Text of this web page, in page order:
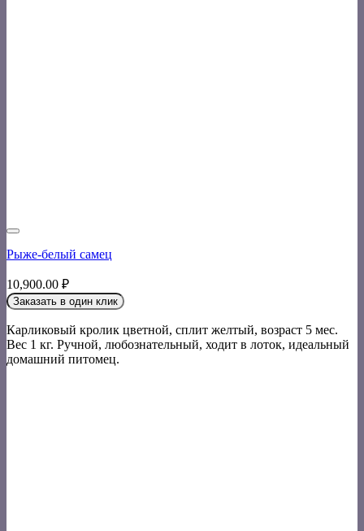
Рыже-белый самец
10,900.00 ₽
Заказать в один клик
Карликовый кролик цветной, сплит желтый, возраст 5 мес.
Вес 1 кг. Ручной, любознательный, ходит в лоток, идеальный
домашний питомец.